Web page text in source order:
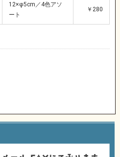
12×φ5cm／4色アソ
ート
￥280